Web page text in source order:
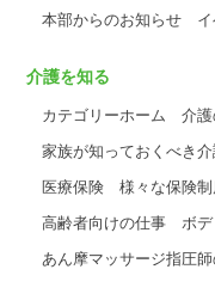
本部からのお知らせ
介護を知る
カテゴリーホーム 介
家族が知っておくべき
医療保険
様々な保険
高齢者向けの仕事
ボ
あん摩マッサージ指圧